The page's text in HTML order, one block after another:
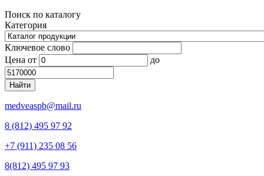
Поиск по каталогу
Категория
Ключевое слово
Цена от до
medveaspb@mail.ru
8 (812) 495 97 92
+7 (911) 235 08 56
8(812) 495 97 93